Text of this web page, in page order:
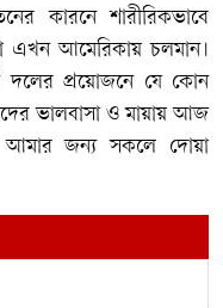
কারনে শারীরিকভাবে
এখন আমেরিকায় চলমান।
দলের প্রয়োজনে যে কোন
ভালবাসা ও মায়ায় আজ
জন্য সকলে দোয়া